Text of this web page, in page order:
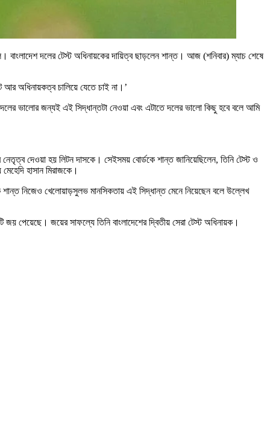
দলের টেস্ট অধিনায়কের দায়িত্ব ছাড়লেন শান্ত। আজ (শনিবার) ম্যাচ শেষে
আর অধিনায়কত্ব চালিয়ে যেতে চাই না।’
ভালোর জন্যই এই সিদ্ধান্তটা নেওয়া এবং এটাতে দলের ভালো কিছু হবে বলে আমি
দেওয়া হয় লিটন দাসকে। সেইসময় বোর্ডকে শান্ত জানিয়েছিলেন, তিনি টেস্ট ও
হাসান মিরাজকে।
নিজেও খেলোয়াড়সুলভ মানসিকতায় এই সিদ্ধান্ত মেনে নিয়েছেন বলে উল্লেখ
পেয়েছে। জয়ের সাফল্যে তিনি বাংলাদেশের দ্বিতীয় সেরা টেস্ট অধিনায়ক।